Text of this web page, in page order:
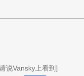
说Vansky上看到]